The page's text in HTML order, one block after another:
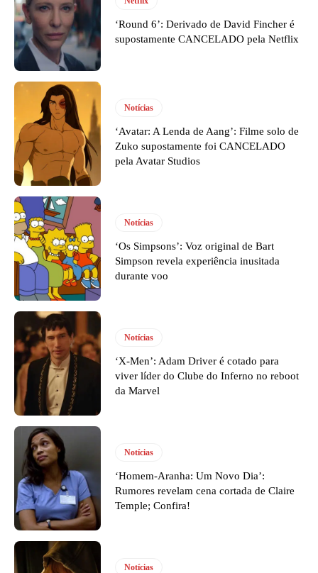
‘Round 6’: Derivado de David Fincher é
supostamente CANCELADO pela Netflix
Notícias
‘Avatar: A Lenda de Aang’: Filme solo de
Zuko supostamente foi CANCELADO
pela Avatar Studios
Notícias
‘Os Simpsons’: Voz original de Bart
Simpson revela experiência inusitada
durante voo
Notícias
‘X-Men’: Adam Driver é cotado para
viver líder do Clube do Inferno no reboot
da Marvel
Notícias
‘Homem-Aranha: Um Novo Dia’:
Rumores revelam cena cortada de Claire
Temple; Confira!
Notícias